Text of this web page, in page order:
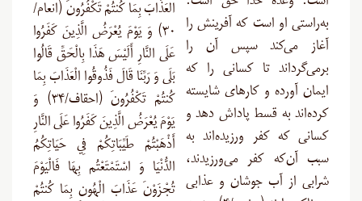
است. وعده خدا حق است.
به‌راستی او است که آفرینش را
آغاز می‌کند سپس آن را
برمی‌گرداند تا کسانی را که
ایمان آورده و کارهای شایسته
کرده‌اند به قسط پاداش دهد و
کسانی که کفر ورزیده‌اند به
سبب آن‌که کفر می‌ورزیدند،
شرابی از آب جوشان و عذابی
العَذَابَ بِمَا كُنتُمْ تَكْفُرُونَ (انعام/
۳۰) وَ يَوْمَ يُعْرَضُ الَّذِينَ كَفَرُوا
عَلَى النَّارِ أَلَيْسَ هَذَا بِالْحَقِّ قَالُوا
بَلَى وَ رَبِّنَا قَالَ فَذُوقُوا الْعَذَابَ بِمَا
كُنتُمْ تَكْفُرُونَ (احقاف/۳۴) وَ
يَوْمَ يُعْرَضُ الَّذِينَ كَفَرُوا عَلَى النَّارِ
أَذْهَبْتُمْ طَيِّبَاتِكُمْ فِي حَيَاتِكُمُ
الدُّنْيَا وَ اسْتَمْتَعْتُم بِهَا فَالْيَوْمَ
تُجْزَوْنَ عَذَابَ الْهُونِ بِمَا كُنتُمْ